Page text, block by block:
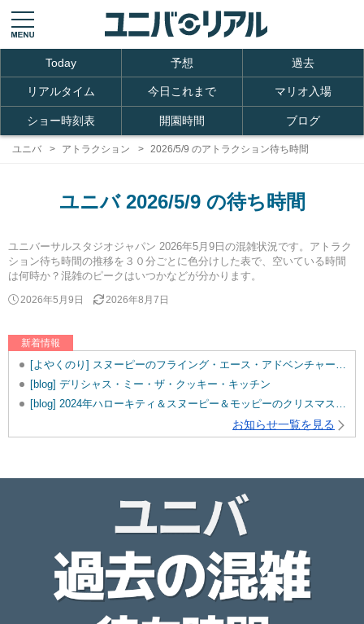
Today 予想 過去
リアルタイム 今日これまで マリオ入場
ショー時刻表 開園時間 ブログ
ユニバ アトラクション 2026/5/9 のアトラクション待ち時間
ユニバ 2026/5/9 の待ち時間
ユニバーサルスタジオジャパン 2026年5月9日の混雑状況です。アトラク
ション待ち時間の推移を３０分ごとに色分けした表で、空いている時間
は何時か？混雑のピークはいつかなどが分かります。
2026年5月9日 2026年8月7日
新着情報
[よやくのり] スヌーピーのフライング・エース・アドベンチャーを追加しました。
[blog] デリシャス・ミー・ザ・クッキー・キッチン
[blog] 2024年ハローキティ＆スヌーピー＆モッピーのクリスマスグッズ♡
お知らせ一覧を見る